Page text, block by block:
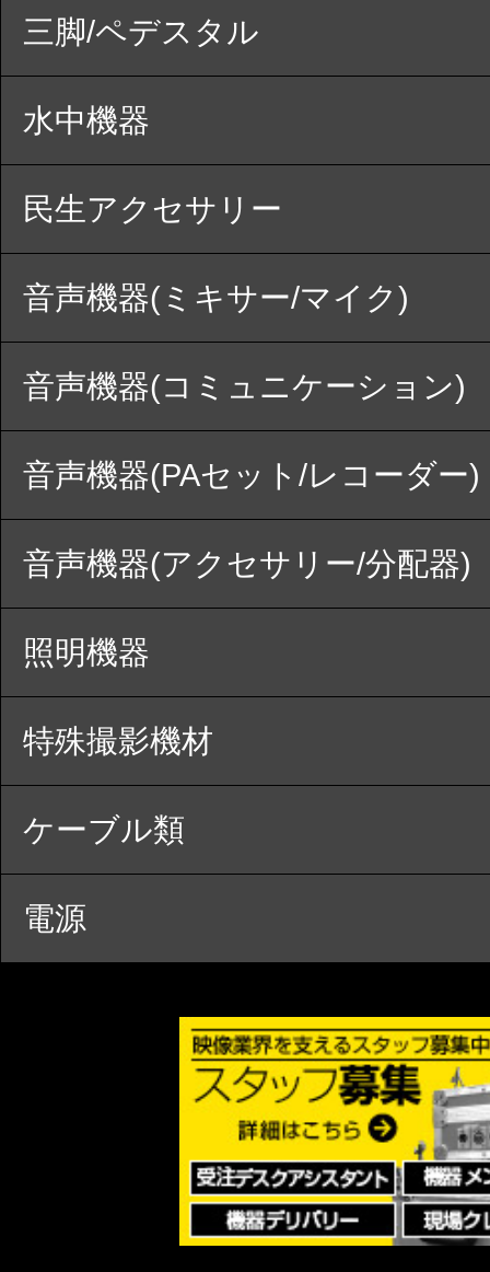
三脚/ペデスタル
水中機器
民生アクセサリー
音声機器(ミキサー/マイク)
音声機器(コミュニケーション)
音声機器(PAセット/レコーダー)
音声機器(アクセサリー/分配器)
照明機器
特殊撮影機材
ケーブル類
電源